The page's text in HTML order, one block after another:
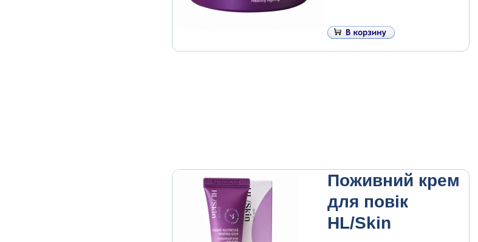
Поживний крем
для повік
HL/Skin